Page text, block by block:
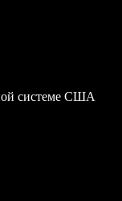
системе США